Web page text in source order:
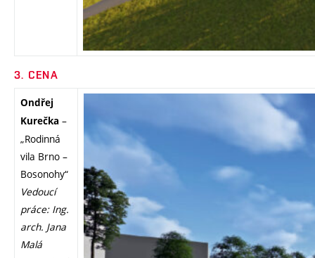
3. CENA
Ondřej
Kurečka –
„Rodinná
vila Brno –
Bosonohy“
Vedoucí
práce: Ing.
arch. Jana
Malá